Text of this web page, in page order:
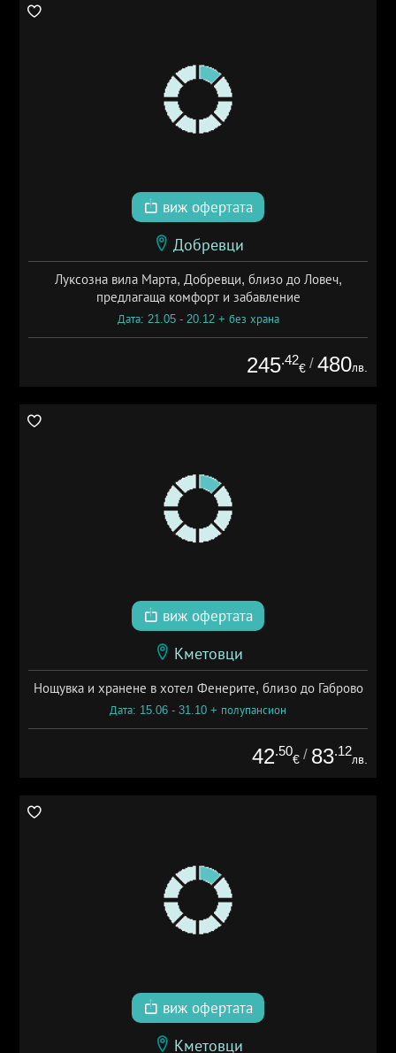
виж офертата
Добревци
Луксозна вила Марта, Добревци, близо до Ловеч,
предлагаща комфорт и забавление
Дата: 21.05 - 20.12 + без храна
245.42
€ / 480лв.
виж офертата
Кметовци
Нощувка и хранене в хотел Фенерите, близо до Габрово
Дата: 15.06 - 31.10 + полупансион
42.50
€ / 83.12
лв.
виж офертата
Кметовци